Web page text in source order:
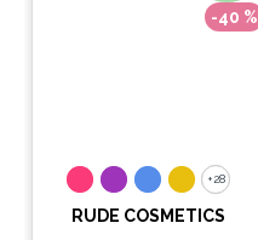
-40 %
+28
+28
RUDE COSMETICS